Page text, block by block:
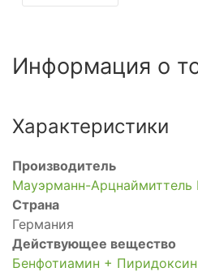
Информация о
Характеристики
Производитель
Мауэрманн-Арцнаймиттель
Страна
Германия
Действующее вещество
Бенфотиамин + Пиридоксин